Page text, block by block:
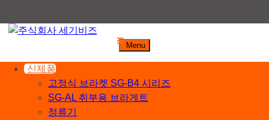
주식회사 세기비즈
산업자재, 신호기기 생산전문 업체
Menu
신제품
고정식 브라켓 SG-B4 시리즈
SG-AL 취부용 브라게트
정류기